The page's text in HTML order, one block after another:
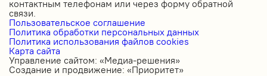
контактным телефонам или через форму обратной
связи.
Пользовательское соглашение
Политика обработки персональных данных
Политика использования файлов cookies
Карта сайта
Управление сайтом: «Медиа-решения»
Создание и продвижение: «Приоритет»